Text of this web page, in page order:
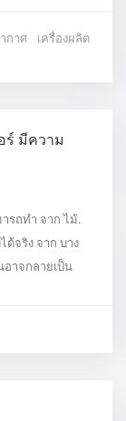
กดน้ำสามารถ
กาศ
เครื่องผลิต
ร์ มีความ
รถทำ จาก ไม้.
จริง จาก บาง
าจกลายเป็น
รกลั่นตัว